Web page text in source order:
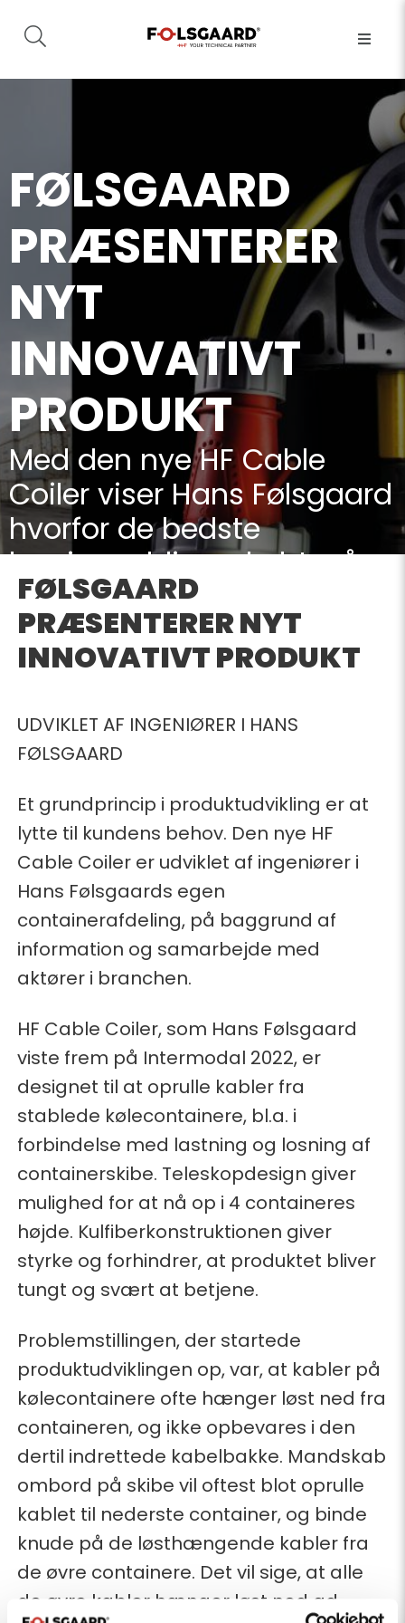
FØLSGAARD
PRÆSENTERER
NYT
INNOVATIVT
PRODUKT
Med den nye HF Cable
Coiler viser Hans Følsgaard
hvorfor de bedste
løsninger bliver skabt, når
fokus er på kundens behov
23-02-2023
FØLSGAARD
PRÆSENTERER NYT
INNOVATIVT PRODUKT
UDVIKLET AF INGENIØRER I HANS
FØLSGAARD
Et grundprincip i produktudvikling er at
lytte til kundens behov. Den nye HF
Cable Coiler er udviklet af ingeniører i
Hans Følsgaards egen
containerafdeling, på baggrund af
information og samarbejde med
aktører i branchen.
HF Cable Coiler, som Hans Følsgaard
viste frem på Intermodal 2022, er
designet til at oprulle kabler fra
stablede kølecontainere, bl.a. i
forbindelse med lastning og losning af
containerskibe. Teleskopdesign giver
mulighed for at nå op i 4 containeres
højde. Kulfiberkonstruktionen giver
styrke og forhindrer, at produktet bliver
tungt og svært at betjene.
Problemstillingen, der startede
produktudviklingen op, var, at kabler på
kølecontainere ofte hænger løst ned fra
containeren, og ikke opbevares i den
dertil indrettede kabelbakke. Mandskab
ombord på skibe vil oftest blot oprulle
kablet til nederste container, og binde
knude på de løsthængende kabler fra
de øvre containere. Det vil sige, at alle
de øvre kabler hænger løst ned ad